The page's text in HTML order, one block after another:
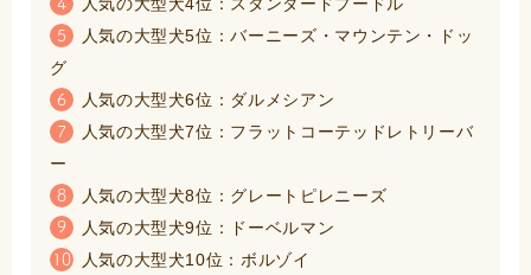
4
5
人気の大型犬5位：バーニーズ・マウンテン・ドッ
グ
6 人気の大型犬6位：ダルメシアン
7
人気の大型犬7位：フラットコーテッドレトリーバ
ー
8 人気の大型犬8位：グレートピレニーズ
9 人気の大型犬9位：ドーベルマン
10 人気の大型犬10位：ボルゾイ